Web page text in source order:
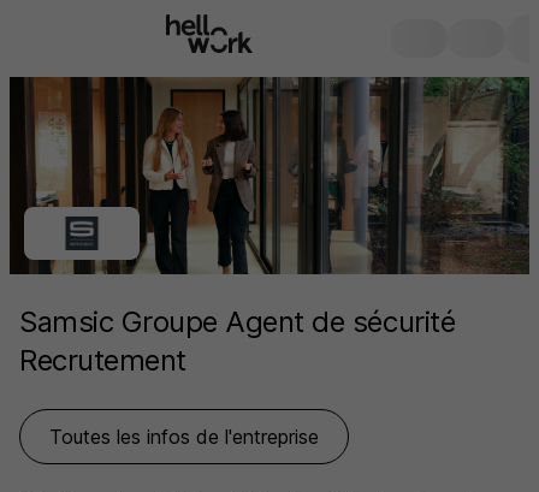
Samsic Groupe Agent de sécurité
Recrutement
Toutes les infos de l'entreprise